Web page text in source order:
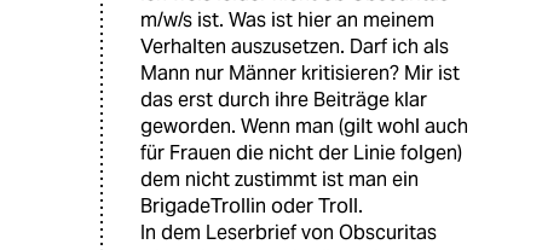
m/w/s ist. Was ist hier an meinem
Verhalten auszusetzen. Darf ich als
Mann nur Männer kritisieren? Mir ist
das erst durch ihre Beiträge klar
geworden. Wenn man (gilt wohl auch
für Frauen die nicht der Linie folgen)
dem nicht zustimmt ist man ein
BrigadeTrollin oder Troll.
In dem Leserbrief von Obscuritas